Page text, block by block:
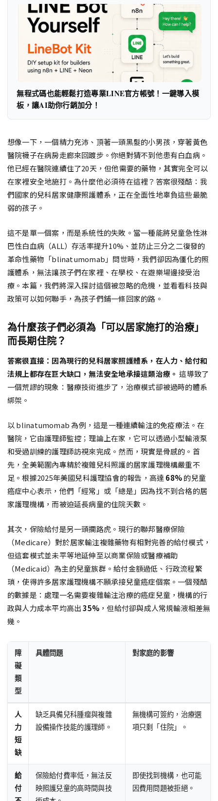
無程式碼也能輕鬆打造專業LINE官方帳號！一鍵導入模
板，讓AI助你行銷加分！
想像一下，一個精力充沛、頂著一頭黑髮的小男孩，穿著黃色
醫院襪子在病房走廊來回踱步。你絕對猜不到他患有白血病。
他已經在醫院連續住了20天，但他需要的藥物，其實完全可以
在家裡安全地施打。為什麼他必須待在這裡？答案很殘酷：我
們國家的兒科居家健康照護體系，正在全面性地辜負這些最脆
弱的孩子。
這不是單一個案，而是系統性的失敗。當一種能將兒童急性淋
巴性白血病（ALL）存活率提升10%、並防止三分之二復發的
革命性藥物「blinatumomab」問世時，我們卻因為僵化的照
護體系，無法讓孩子們在家裡、在學校、在遊樂場邊接受治
療。本篇，我們將深入探討這個被忽略的危機，並看看科技與
政策可以如何聯手，為孩子們鋪一條回家的路。
為什麼孩子們必須為「可以居家施打的治療」
而長期住院？
答案很直接：因為現行的兒科居家照護體系，在人力、給付和
法規上都存在巨大缺口，無法安全地承接這類治療。 這導致了
一個荒謬的現象：醫療技術進步了，治療模式卻被過時的體系
綁架。
以 blinatumomab 為例，這是一種連續輸注的免疫療法。在
醫院，它由護理師監控；理論上在家，它可以透過小型輸液泵
和受過訓練的護理師訪視來完成。然而，現實是骨感的。首
先，全美範圍內專精於複雜兒科照護的居家護理機構嚴重不
足。根據2025年美國兒科護理協會的報告，高達68%的兒童
癌症中心表示，他們「經常」或「總是」因為找不到合格的居
家護理機構，而被迫延長病童的住院天數。
其次，保險給付是另一頭攔路虎。現行的聯邦醫療保險
（Medicare）對於居家輸注複雜藥物有相對完善的給付模式，
但這套模式並未平等地延伸至以商業保險或醫療補助
（Medicaid）為主的兒童族群。給付金額過低、行政流程繁
瑣，使得許多居家護理機構不願承接兒童癌症個案。一個殘酷
的數據是：處理一名需要複雜輸注治療的癌症兒童，機構的行
政與人力成本平均高出35% ，但給付卻與成人常規輸液相差無
幾。
障
礙
類
型
具體問題 對家庭的影響
人
力
短
缺
缺乏具備兒科腫瘤與複雜
設備操作技能的護理師。
無機構可簽約，治療選
項只剩「住院」。
給
付
保險給付費率低，無法反
映照護兒童的高時間與技
即使找到機構，也可能
因費用問題被拒絕。